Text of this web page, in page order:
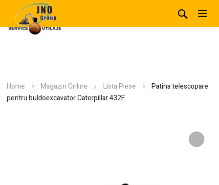
Home Magazin Online Lista Piese
Patina telescopare
pentru buldoexcavator Caterpillar 432E